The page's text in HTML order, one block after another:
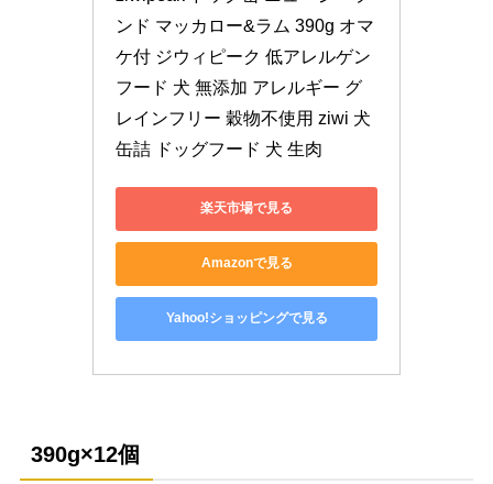
ンド マッカロー&ラム 390g オマ
ケ付 ジウィピーク 低アレルゲン
フード 犬 無添加 アレルギー グ
レインフリー 穀物不使用 ziwi 犬
缶詰 ドッグフード 犬 生肉
楽天市場で見る
Amazonで見る
Yahoo!ショッピングで見る
390g×12個